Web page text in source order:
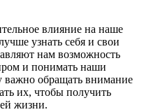
влияние на наше
узнать себя и свои
нам возможность
и понимать наши
важно обращать внимание
их, чтобы получить
жизни.